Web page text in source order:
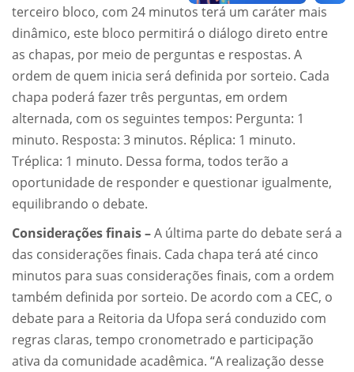
terceiro bloco, com 24 minutos terá um caráter mais
dinâmico, este bloco permitirá o diálogo direto entre
as chapas, por meio de perguntas e respostas. A
ordem de quem inicia será definida por sorteio. Cada
chapa poderá fazer três perguntas, em ordem
alternada, com os seguintes tempos: Pergunta: 1
minuto. Resposta: 3 minutos. Réplica: 1 minuto.
Tréplica: 1 minuto. Dessa forma, todos terão a
oportunidade de responder e questionar igualmente,
equilibrando o debate.
Considerações finais –A última parte do debate será a
das considerações finais. Cada chapa terá até cinco
minutos para suas considerações finais, com a ordem
também definida por sorteio. De acordo com a CEC, o
debate para a Reitoria da Ufopa será conduzido com
regras claras, tempo cronometrado e participação
ativa da comunidade acadêmica. “A realização desse